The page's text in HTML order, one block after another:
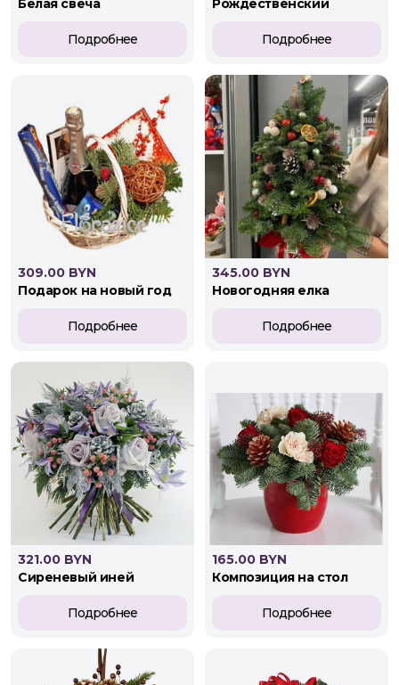
белая свеча
Подробнее
рождественский
Подробнее
309.00 BYN
подарок на новый год
Подробнее
345.00 BYN
новогодняя елка
Подробнее
321.00 BYN
сиреневый иней
Подробнее
165.00 BYN
композиция на стол
Подробнее